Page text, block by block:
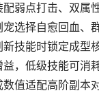
弱点打击、双属
选择自愈回血、
技能时锁定成型
，低级技能可消
值适配高阶副本